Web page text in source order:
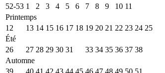
52-53 1 2 3 4 5 6 7 8 9 10 11
Printemps
12
13 14 15 16 17 18 19 20 21 22 23 24 25
Été
26
27 28 29 30 31 33 34 35 36 37 38
Automne
39
40 41 42 43 44 45 46 47 48 49 50 51